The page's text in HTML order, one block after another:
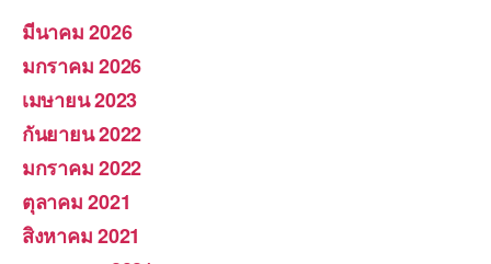
มีนาคม 2026
มกราคม 2026
เมษายน 2023
กันยายน 2022
มกราคม 2022
ตุลาคม 2021
สิงหาคม 2021